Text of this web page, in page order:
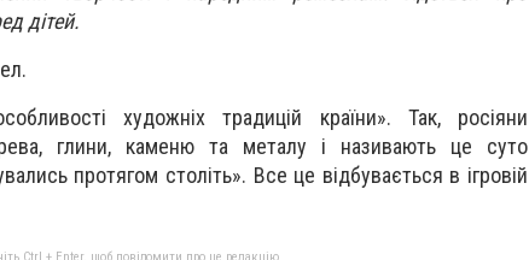
дітей.
художніх традицій країни». Так, росіяни
глини, каменю та металу і називають це суто
протягом століть». Все це відбувається в ігровій